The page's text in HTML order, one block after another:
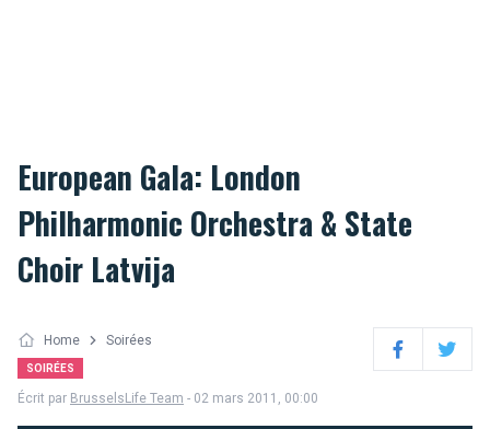
European Gala: London
Philharmonic Orchestra & State
Choir Latvija
Home Soirées
SOIRÉES FacebookTwitter
Écrit par BrusselsLife Team - 02 mars 2011, 00:00